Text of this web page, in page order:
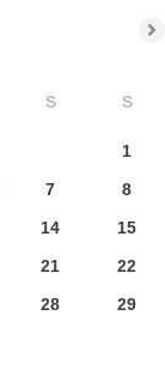
S S
1
7
8
14
15
21
22
28
29